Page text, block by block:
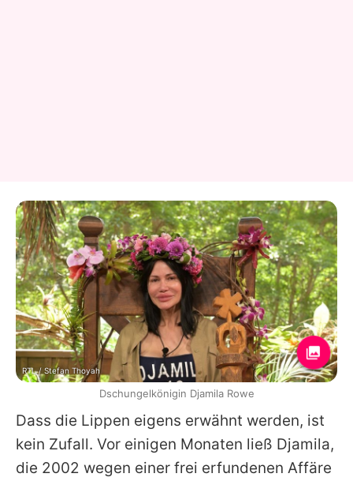
Dass die Lippen eigens erwähnt werden, ist
kein Zufall. Vor einigen Monaten ließ Djamila,
die 2002 wegen einer frei erfundenen Affäre
RTL / Stefan Thoyah
Dschungelkönigin Djamila Rowe